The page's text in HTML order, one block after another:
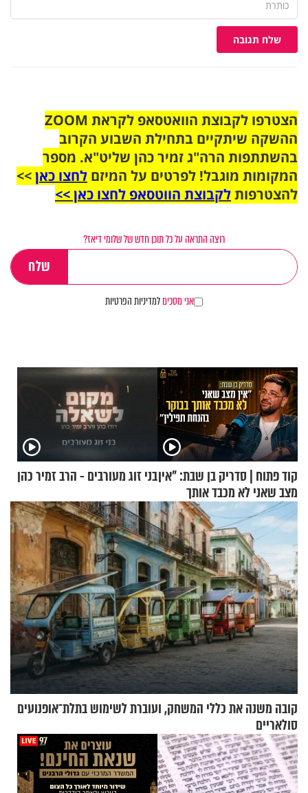
שלח תגובה
הצטרפו לקבוצת הוואטסאפ לקראת ZOOM
ההשקה שיתקיים בתחילת השבוע הקרוב
בהשתתפות הרה"ג זמיר כהן שליט"א. מספר
המקומות מוגבל! לפרטים על המיזם לחצו כאן>>
להצטרפותלקבוצת הווטסאפ לחצו כאן >>
רוצה התראה על כל תוכן חדש של שלומי דיאז?
אני מסכיםלמדיניות הפרטיות
קוד פתוח | סדריק בן שבת: "אין
מצב שאני לא מכבד אותך
בבוקר בהנחת תפילין"
בני זוג מעורבים - הרב זמיר כהן
קובה משנה את כללי המשחק, ועוברת לשימוש בתלת־אופנועים
סולאריים